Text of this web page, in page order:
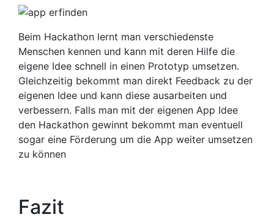
Beim Hackathon lernt man verschiedenste
Menschen kennen und kann mit deren Hilfe die
eigene Idee schnell in einen Prototyp umsetzen.
Gleichzeitig bekommt man direkt Feedback zu der
eigenen Idee und kann diese ausarbeiten und
verbessern. Falls man mit der eigenen App Idee
den Hackathon gewinnt bekommt man eventuell
sogar eine Förderung um die App weiter umsetzen
zu können
Fazit